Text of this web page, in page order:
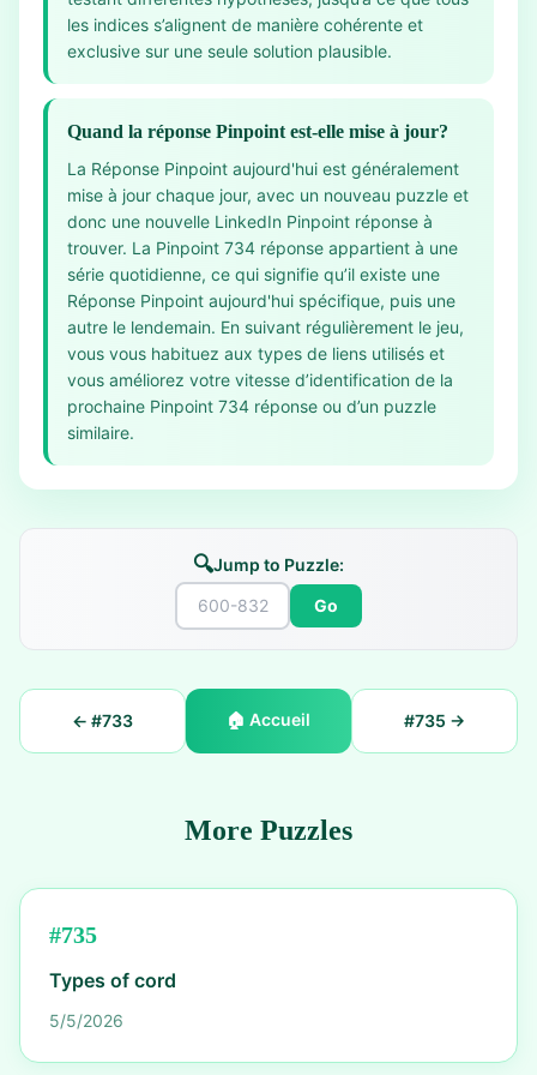
les indices s’alignent de manière cohérente et
exclusive sur une seule solution plausible.
Quand la réponse Pinpoint est-elle mise à jour?
La Réponse Pinpoint aujourd'hui est généralement
mise à jour chaque jour, avec un nouveau puzzle et
donc une nouvelle LinkedIn Pinpoint réponse à
trouver. La Pinpoint 734 réponse appartient à une
série quotidienne, ce qui signifie qu’il existe une
Réponse Pinpoint aujourd'hui spécifique, puis une
autre le lendemain. En suivant régulièrement le jeu,
vous vous habituez aux types de liens utilisés et
vous améliorez votre vitesse d’identification de la
prochaine Pinpoint 734 réponse ou d’un puzzle
similaire.
🔍Jump to Puzzle:
Go
← #733 🏠 Accueil #735 →
More Puzzles
#735
Types of cord
5/5/2026